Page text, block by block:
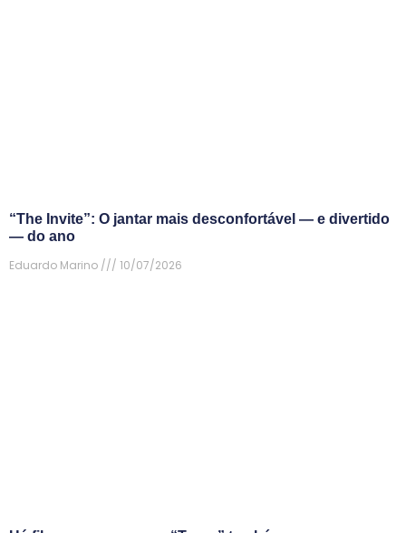
“The Invite”: O jantar mais desconfortável — e divertido
— do ano
Eduardo Marino
10/07/2026